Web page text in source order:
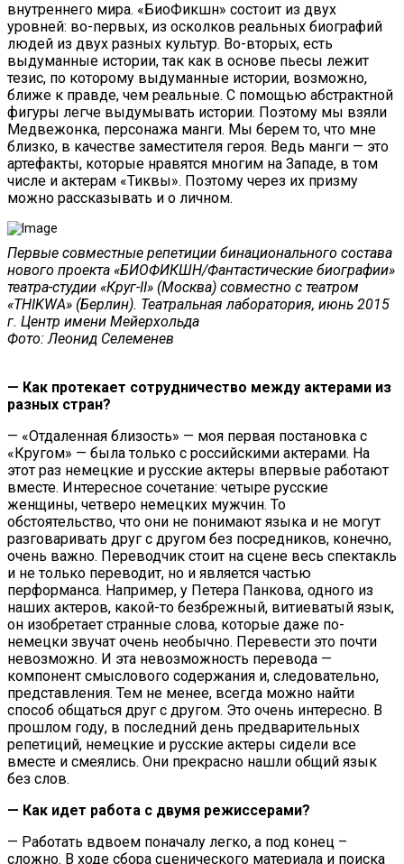
внутреннего мира. «БиоФикшн» состоит из двух
уровней: во-первых, из осколков реальных биографий
людей из двух разных культур. Во-вторых, есть
выдуманные истории, так как в основе пьесы лежит
тезис, по которому выдуманные истории, возможно,
ближе к правде, чем реальные. С помощью абстрактной
фигуры легче выдумывать истории. Поэтому мы взяли
Медвежонка, персонажа манги. Мы берем то, что мне
близко, в качестве заместителя героя. Ведь манги — это
артефакты, которые нравятся многим на Западе, в том
числе и актерам «Тиквы». Поэтому через их призму
можно рассказывать и о личном.
Первые совместные репетиции бинационального состава
нового проекта «БИОФИКШН/Фантастические биографии»
театра-студии «Круг-II» (Москва) совместно с театром
«THIKWA» (Берлин). Театральная лаборатория, июнь 2015
г. Центр имени Мейерхольда
Фото: Леонид Селеменев
— Как протекает сотрудничество между актерами из
разных стран?
— «Отдаленная близость» — моя первая постановка с
«Кругом» — была только с российскими актерами. На
этот раз немецкие и русские актеры впервые работают
вместе. Интересное сочетание: четыре русские
женщины, четверо немецких мужчин. То
обстоятельство, что они не понимают языка и не могут
разговаривать друг с другом без посредников, конечно,
очень важно. Переводчик стоит на сцене весь спектакль
и не только переводит, но и является частью
перформанса. Например, у Петера Панкова, одного из
наших актеров, какой-то безбрежный, витиеватый язык,
он изобретает странные слова, которые даже по-
немецки звучат очень необычно. Перевести это почти
невозможно. И эта невозможность перевода —
компонент смыслового содержания и, следовательно,
представления. Тем не менее, всегда можно найти
способ общаться друг с другом. Это очень интересно. В
прошлом году, в последний день предварительных
репетиций, немецкие и русские актеры сидели все
вместе и смеялись. Они прекрасно нашли общий язык
без слов.
— Как идет работа с двумя режиссерами?
— Работать вдвоем поначалу легко, а под конец –
сложно. В ходе сбора сценического материала и поиска